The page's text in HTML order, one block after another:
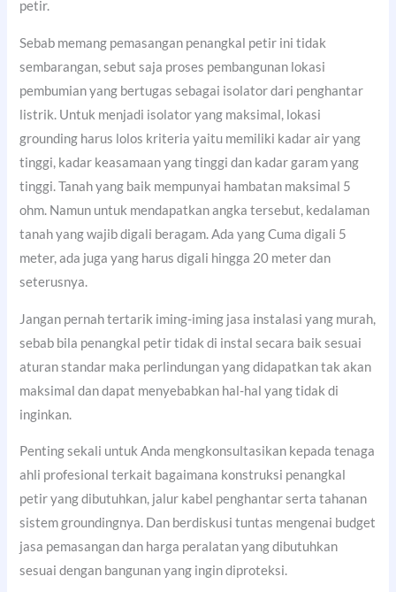
petir.
Sebab memang pemasangan penangkal petir ini tidak
sembarangan, sebut saja proses pembangunan lokasi
pembumian yang bertugas sebagai isolator dari penghantar
listrik. Untuk menjadi isolator yang maksimal, lokasi
grounding harus lolos kriteria yaitu memiliki kadar air yang
tinggi, kadar keasamaan yang tinggi dan kadar garam yang
tinggi. Tanah yang baik mempunyai hambatan maksimal 5
ohm. Namun untuk mendapatkan angka tersebut, kedalaman
tanah yang wajib digali beragam. Ada yang Cuma digali 5
meter, ada juga yang harus digali hingga 20 meter dan
seterusnya.
Jangan pernah tertarik iming-iming jasa instalasi yang murah,
sebab bila penangkal petir tidak di instal secara baik sesuai
aturan standar maka perlindungan yang didapatkan tak akan
maksimal dan dapat menyebabkan hal-hal yang tidak di
inginkan.
Penting sekali untuk Anda mengkonsultasikan kepada tenaga
ahli profesional terkait bagaimana konstruksi penangkal
petir yang dibutuhkan, jalur kabel penghantar serta tahanan
sistem groundingnya. Dan berdiskusi tuntas mengenai budget
jasa pemasangan dan harga peralatan yang dibutuhkan
sesuai dengan bangunan yang ingin diproteksi.